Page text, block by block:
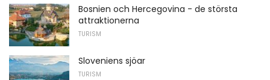
Bosnien och Hercegovina - de största
attraktionerna
TURISM
Sloveniens sjöar
TURISM